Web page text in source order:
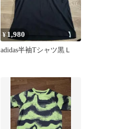
¥1,980
adidas半袖Tシャツ黒Ｌ